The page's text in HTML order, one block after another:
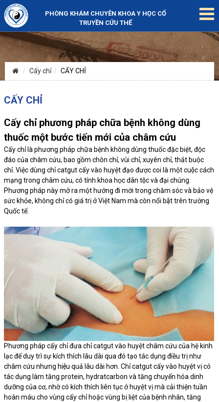
PHÒNG KHÁM CHUYÊN KHOA Y HỌC CỔ
TRUYỀN CỨU THẾ
Cấy chỉ CẤY CHỈ
CẤY CHỈ
Cấy chỉ phương pháp chữa bệnh không dùng
thuốc một bước tiến mới của châm cứu
Cấy chỉ là phương pháp chữa bệnh không dùng thuốc đặc biệt, độc
đáo của châm cứu, bao gồm chôn chỉ, vùi chỉ, xuyên chỉ, thắt buộc
chỉ. Việc dùng chỉ catgut cấy vào huyệt đạo được coi là một cuộc cách
mạng trong châm cứu, có tính khoa học dân tộc và đại chúng.
Phương pháp này mở ra một hướng đi mới trong chăm sóc và bảo vệ
sức khỏe, không chỉ có giá trị ở Việt Nam mà còn nổi bật trên trường
Quốc tế.
Phương pháp cấy chỉ đưa chỉ catgut vào huyệt châm cứu của hệ kinh
lạc để duy trì sự kích thích lâu dài qua đó tạo tác dụng điều trị như
châm cứu nhưng hiệu quả lâu dài hơn. Chỉ catgut cấy vào huyệt vị có
tác dụng làm tăng protein, hydratcarbon và tăng chuyển hóa dinh
dưỡng của cơ, nhờ có kích thích liên tục ở huyệt vị mà cải thiện tuần
hoàn máu cho vùng cấy chỉ hoặc vùng bị liệt của bệnh nhân, tăng